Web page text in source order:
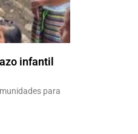
infantil
para